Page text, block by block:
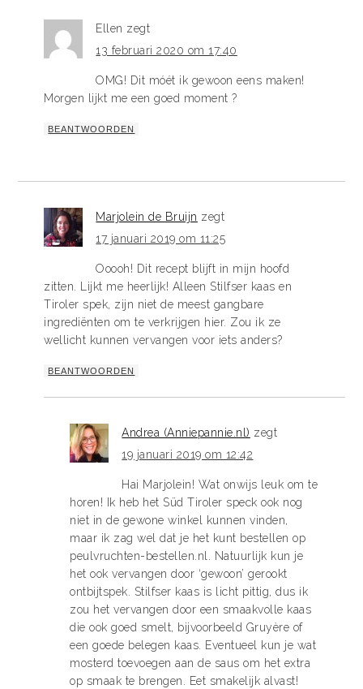
Ellen zegt
13 februari 2020 om 17:40
OMG! Dit móét ik gewoon eens maken!
Morgen lijkt me een goed moment ?
BEANTWOORDEN
Marjolein de Bruijn zegt
17 januari 2019 om 11:25
Ooooh! Dit recept blijft in mijn hoofd
zitten. Lijkt me heerlijk! Alleen Stilfser kaas en
Tiroler spek, zijn niet de meest gangbare
ingrediënten om te verkrijgen hier. Zou ik ze
wellicht kunnen vervangen voor iets anders?
BEANTWOORDEN
Andrea (Anniepannie.nl) zegt
19 januari 2019 om 12:42
Hai Marjolein! Wat onwijs leuk om te
horen! Ik heb het Süd Tiroler speck ook nog
niet in de gewone winkel kunnen vinden,
maar ik zag wel dat je het kunt bestellen op
peulvruchten-bestellen.nl. Natuurlijk kun je
het ook vervangen door ‘gewoon’ gerookt
ontbijtspek. Stilfser kaas is licht pittig, dus ik
zou het vervangen door een smaakvolle kaas
die ook goed smelt, bijvoorbeeld Gruyère of
een goede belegen kaas. Eventueel kun je wat
mosterd toevoegen aan de saus om het extra
op smaak te brengen. Eet smakelijk alvast!